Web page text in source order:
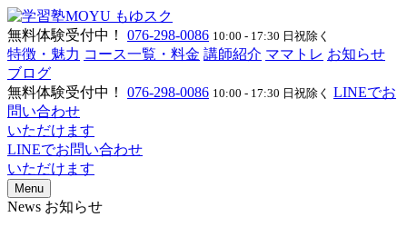
無料体験受付中！ 076-298-0086 10:00 - 17:30 日祝除く
特徴・魅力 コース一覧・料金 講師紹介 ママトレ お知らせ
ブログ
無料体験受付中！
076-298-0086 10:00 - 17:30 日祝除く LINEでお
問い合わせ
いただけます
LINEでお問い合わせ
いただけます
Menu
News お知らせ